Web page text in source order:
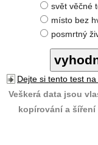
svět věčné
místo bez
posmrtný
Dejte si tento test
Veškerá data jsou
kopírování a